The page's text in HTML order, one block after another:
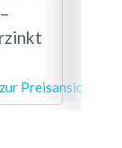
Preisansicht